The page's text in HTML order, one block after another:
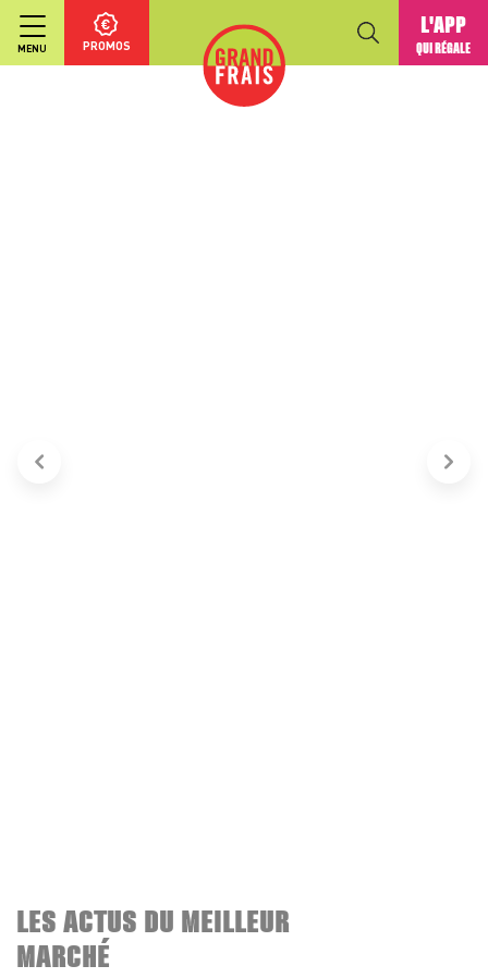
MENU PROMOS
L'APP
QUI RÉGALE
LES ACTUS DU MEILLEUR
MARCHÉ